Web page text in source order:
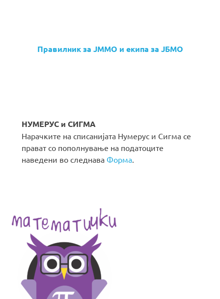
Правилник за ЈММО и екипа за ЈБМО
НУМЕРУС и СИГМА
Нарачките на списанијата Нумерус и Сигма се
прават со пополнување на податоците
наведени во следнава Форма